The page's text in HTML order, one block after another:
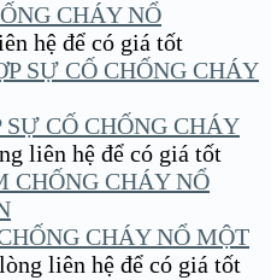
CHÁY NỔ
hệ để có giá tốt
CỐ CHỐNG CHÁY
liên hệ để có giá tốt
CHÁY NỔ MỘT
liên hệ để có giá tốt